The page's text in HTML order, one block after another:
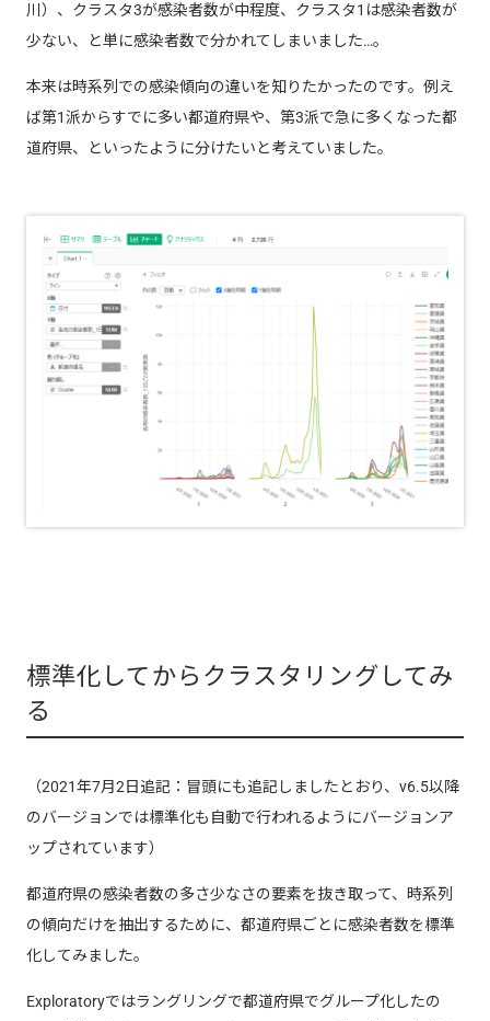
川）、クラスタ3が感染者数が中程度、クラスタ1は感染者数が
少ない、と単に感染者数で分かれてしまいました…。
本来は時系列での感染傾向の違いを知りたかったのです。例え
ば第1派からすでに多い都道府県や、第3派で急に多くなった都
道府県、といったように分けたいと考えていました。
標準化してからクラスタリングしてみ
る
（2021年7月2日追記：冒頭にも追記しましたとおり、v6.5以降
のバージョンでは標準化も自動で行われるようにバージョンア
ップされています）
都道府県の感染者数の多さ少なさの要素を抜き取って、時系列
の傾向だけを抽出するために、都道府県ごとに感染者数を標準
化してみました。
Exploratoryではラングリングで都道府県でグループ化したの